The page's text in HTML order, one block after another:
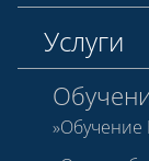
Услуги
Обучение